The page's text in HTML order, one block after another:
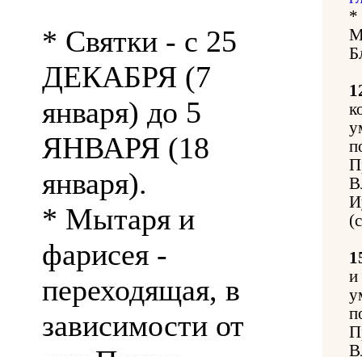
* Святки - с 25
ДЕКАБРЯ (7
января) до 5
ЯНВАРЯ (18
января).
* Мытаря и
фарисея -
переходящая, в
зависимости от
*
и